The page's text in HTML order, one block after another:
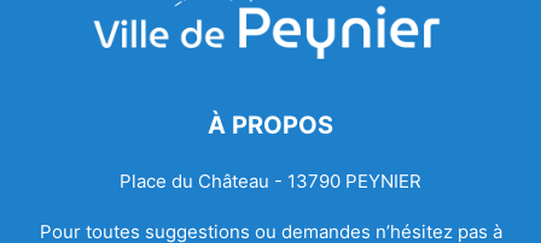
À PROPOS
Place du Château - 13790 PEYNIER
Pour toutes suggestions ou demandes n’hésitez pas à